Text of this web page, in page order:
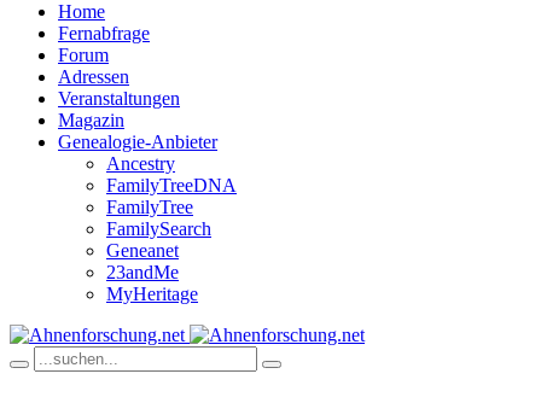
Home
Fernabfrage
Forum
Adressen
Veranstaltungen
Magazin
Genealogie-Anbieter
Ancestry
FamilyTreeDNA
FamilyTree
FamilySearch
Geneanet
23andMe
MyHeritage